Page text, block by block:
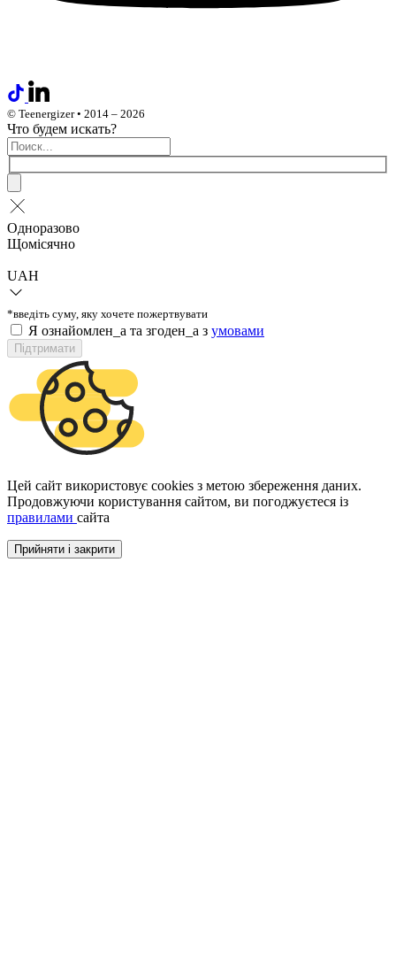
© Teenergizer • 2014 – 2026
Что будем искать?
Одноразово
Щомісячно
UAH
*введіть суму, яку хочете пожертвувати
Я ознайомлен_а та згоден_а з умовами
Підтримати
Цей сайт використовує cookies з метою збереження даних.
Продовжуючи користування сайтом, ви погоджуєтеся із
правилами сайта
Прийняти і закрити